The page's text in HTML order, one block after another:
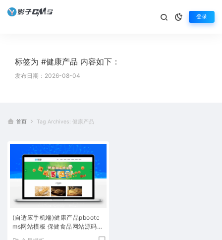
登录
标签为 #健康产品 内容如下：
发布日期：2026-08-04
首页 Tag Archives: 健康产品
(自适应手机端)健康产品pbootc
ms网站模板 保健食品网站源码下